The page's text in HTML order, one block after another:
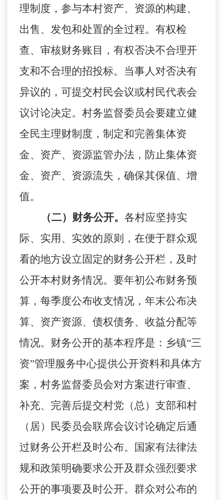
理制度，参与本村资产、资源的构建、
出售、发包和处置的全过程。有权检
查、审核财务账目，有权否决不合理开
支和不合理的招投标。当事人对否决有
异议的，可提交村民会议或村民代表会
议讨论决定。村务监督委员会要建立健
全民主理财制度，制定和完善集体资
金、资产、资源监管办法，防止集体资
金、资产、资源流失，确保其保值、增
值。
（二）财务公开。 各村应坚持实
际、实用、实效的原则，在便于群众观
看的地方设立固定的财务公开栏，及时
公开本村财务情况。要年初公布财务预
算，每季度公布收支情况，年末公布决
算、资产资源、债权债务、收益分配等
情况。财务公开的基本程序是：乡镇“三
资”管理服务中心提供公开资料和具体方
案，村务监督委员会对方案进行审查、
补充、完善后提交村党（总）支部和村
（居）民委员会联席会议讨论确定后通
过财务公开栏及时公布。国家有法律法
规和政策明确要求公开及群众强烈要求
公开的事项要及时公开。群众对公布的